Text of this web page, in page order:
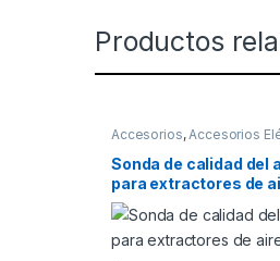
Productos
Accesorios, Accesorios
Sonda de calidad del
para extractores de
SQA